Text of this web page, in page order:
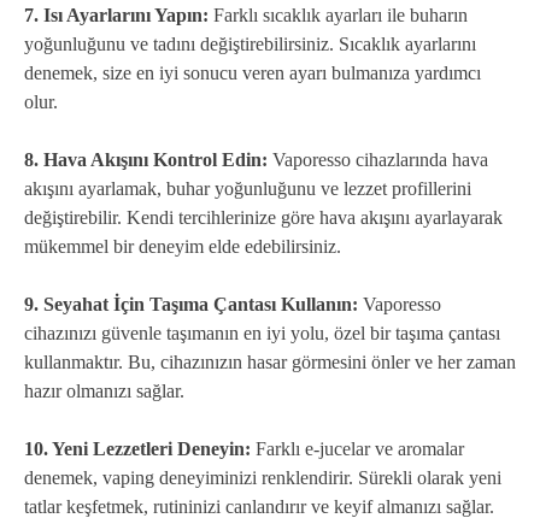
7. Isı Ayarlarını Yapın: Farklı sıcaklık ayarları ile buharın
yoğunluğunu ve tadını değiştirebilirsiniz. Sıcaklık ayarlarını
denemek, size en iyi sonucu veren ayarı bulmanıza yardımcı
olur.
8. Hava Akışını Kontrol Edin: Vaporesso cihazlarında hava
akışını ayarlamak, buhar yoğunluğunu ve lezzet profillerini
değiştirebilir. Kendi tercihlerinize göre hava akışını ayarlayarak
mükemmel bir deneyim elde edebilirsiniz.
9. Seyahat İçin Taşıma Çantası Kullanın: Vaporesso
cihazınızı güvenle taşımanın en iyi yolu, özel bir taşıma çantası
kullanmaktır. Bu, cihazınızın hasar görmesini önler ve her zaman
hazır olmanızı sağlar.
10. Yeni Lezzetleri Deneyin: Farklı e-jucelar ve aromalar
denemek, vaping deneyiminizi renklendirir. Sürekli olarak yeni
tatlar keşfetmek, rutininizi canlandırır ve keyif almanızı sağlar.